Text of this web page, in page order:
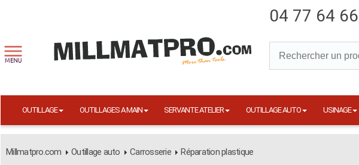
04 77 64
OUTILLAGE OUTILLAGES A MAIN SERVANTE ATELIER OUTILLAGE AUTO USINAGE
Millmatpro.com Outillage auto Carrosserie Réparation plastique